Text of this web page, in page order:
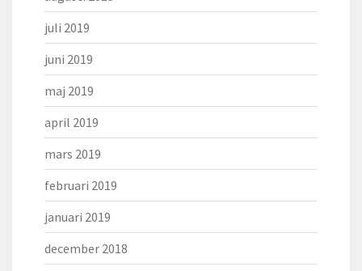
juli 2019
juni 2019
maj 2019
april 2019
mars 2019
februari 2019
januari 2019
december 2018